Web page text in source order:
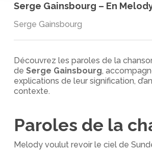
Serge Gainsbourg – En
Serge Gainsbourg
Découvrez les paroles de la
de Serge Gainsbourg,
explications de leur signification,
contexte.
Paroles de la
Melody voulut revoir le ciel de